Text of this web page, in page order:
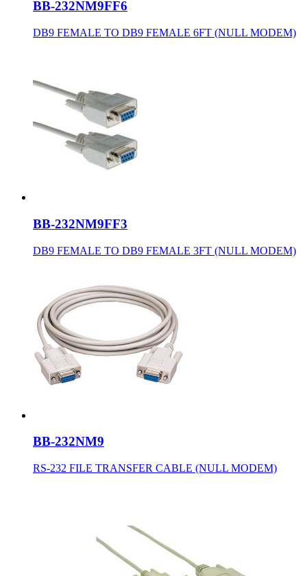
BB-232NM9FF6
DB9 FEMALE TO DB9 FEMALE 6FT (NULL MODEM)
BB-232NM9FF3
DB9 FEMALE TO DB9 FEMALE 3FT (NULL MODEM)
BB-232NM9
RS-232 FILE TRANSFER CABLE (NULL MODEM)